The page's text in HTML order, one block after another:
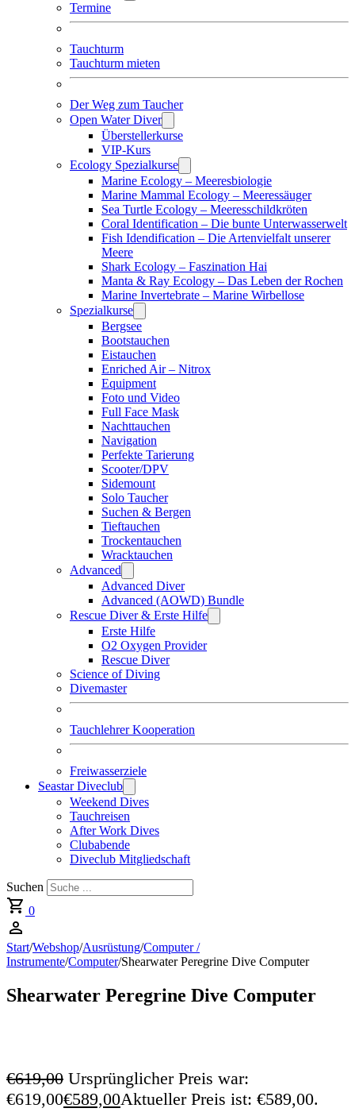
Termine
Tauchturm
Tauchturm mieten
Der Weg zum Taucher
Open Water Diver
Überstellerkurse
VIP-Kurs
Ecology Spezialkurse
Marine Ecology – Meeresbiologie
Marine Mammal Ecology – Meeressäuger
Sea Turtle Ecology – Meeresschildkröten
Coral Identification – Die bunte Unterwasserwelt
Fish Idendification – Die Artenvielfalt unserer
Meere
Shark Ecology – Faszination Hai
Manta & Ray Ecology – Das Leben der Rochen
Marine Invertebrate – Marine Wirbellose
Spezialkurse
Bergsee
Bootstauchen
Eistauchen
Enriched Air – Nitrox
Equipment
Foto und Video
Full Face Mask
Nachttauchen
Navigation
Perfekte Tarierung
Scooter/DPV
Sidemount
Solo Taucher
Suchen & Bergen
Tieftauchen
Trockentauchen
Wracktauchen
Advanced
Advanced Diver
Advanced (AOWD) Bundle
Rescue Diver & Erste Hilfe
Erste Hilfe
O2 Oxygen Provider
Rescue Diver
Science of Diving
Divemaster
Tauchlehrer Kooperation
Freiwasserziele
Seastar Diveclub
Weekend Dives
Tauchreisen
After Work Dives
Clubabende
Diveclub Mitgliedschaft
Suchen
0
Start/Webshop/Ausrüstung/Computer /
Instrumente/Computer/Shearwater Peregrine Dive Computer
Shearwater Peregrine Dive Computer
€619,00 Ursprünglicher Preis war:
€619,00€589,00Aktueller Preis ist: €589,00.